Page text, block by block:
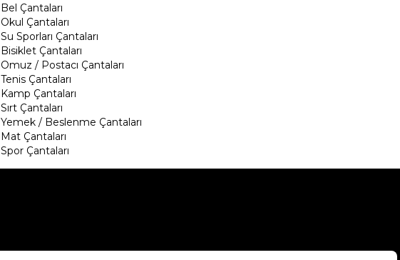
Bel Çantaları
Okul Çantaları
Su Sporları Çantaları
Bisiklet Çantaları
Omuz / Postacı Çantaları
Tenis Çantaları
Kamp Çantaları
Sırt Çantaları
Yemek / Beslenme Çantaları
Mat Çantaları
Spor Çantaları